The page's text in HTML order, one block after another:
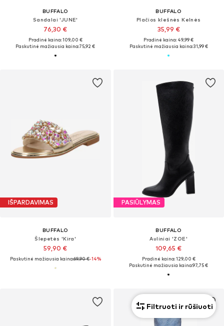
BUFFALO
Sandalai 'JUNE'
76,30 €
Pradinė kaina: 109,00 €
Paskutinė mažiausia kaina:75,92 €
BUFFALO
Plačios klešnės Kelnės
35,99 €
Pradinė kaina: 49,99 €
Paskutinė mažiausia kaina:31,99 €
IŠPARDAVIMAS
BUFFALO
Šlepetės 'Kira'
59,90 €
Paskutinė mažiausia kaina:69,90 €-14%
PASIŪLYMAS
BUFFALO
Auliniai 'ZOE'
109,65 €
Pradinė kaina: 129,00 €
Paskutinė mažiausia kaina:97,75 €
Filtruoti ir rūšiuoti